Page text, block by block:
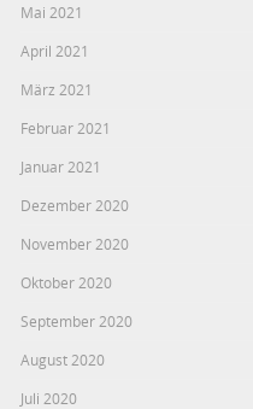
Mai 2021
April 2021
März 2021
Februar 2021
Januar 2021
Dezember 2020
November 2020
Oktober 2020
September 2020
August 2020
Juli 2020